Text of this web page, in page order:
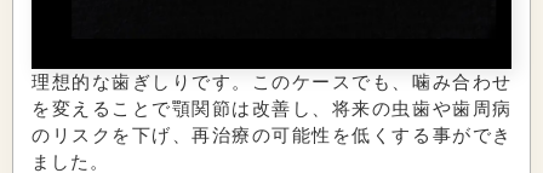
理想的な歯ぎしりです。このケースでも、噛み合わせ
を変えることで顎関節は改善し、将来の虫歯や歯周病
のリスクを下げ、再治療の可能性を低くする事ができ
ました。